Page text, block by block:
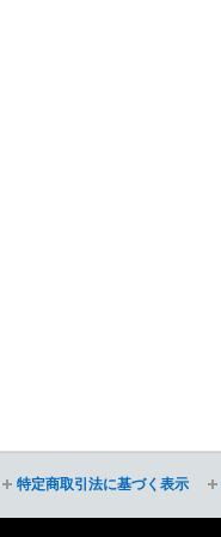
特定商取引法に基づく表示